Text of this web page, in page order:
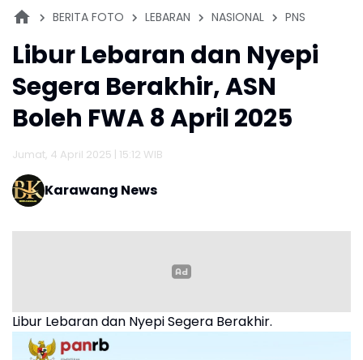
BERITA FOTO LEBARAN NASIONAL PNS
Libur Lebaran dan Nyepi
Segera Berakhir, ASN
Boleh FWA 8 April 2025
Jumat, 4 April 2025 | 15:12 WIB
Karawang News
Libur Lebaran dan Nyepi Segera Berakhir.